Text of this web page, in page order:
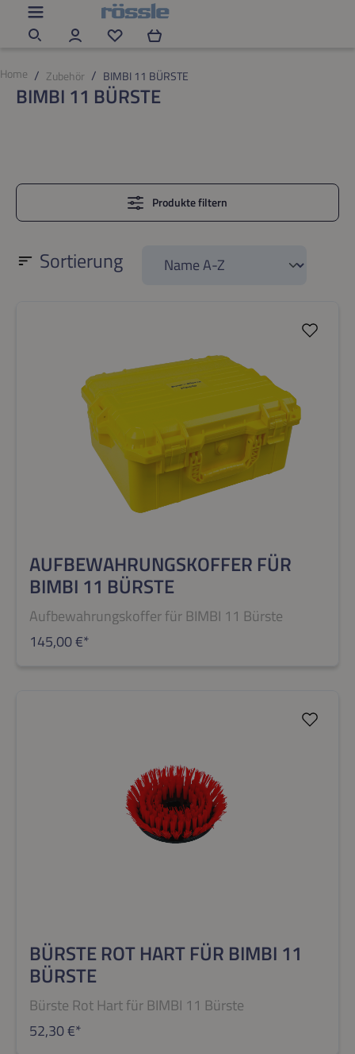
Zum Hauptinhalt springen
Du hast 0 Produkte auf dem Merkzettel
Home
Zubehör BIMBI 11 BÜRSTE
BIMBI 11 BÜRSTE
Produkte filtern
Sortierung
AUFBEWAHRUNGSKOFFER FÜR
BIMBI 11 BÜRSTE
145,00 €*
BÜRSTE ROT HART FÜR BIMBI 11
BÜRSTE
52,30 €*